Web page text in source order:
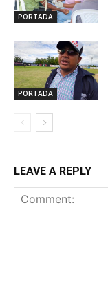
PORTADA
PORTADA
LEAVE A REPLY